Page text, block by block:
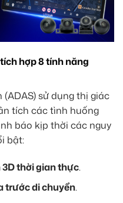
hợp 8 tính năng
sử dụng thị giác
tích các tình huống
báo kịp thời các nguy
bật:
thời gian thực.
trước di chuyển.